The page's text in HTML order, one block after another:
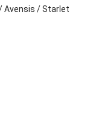
Avensis / Starlet